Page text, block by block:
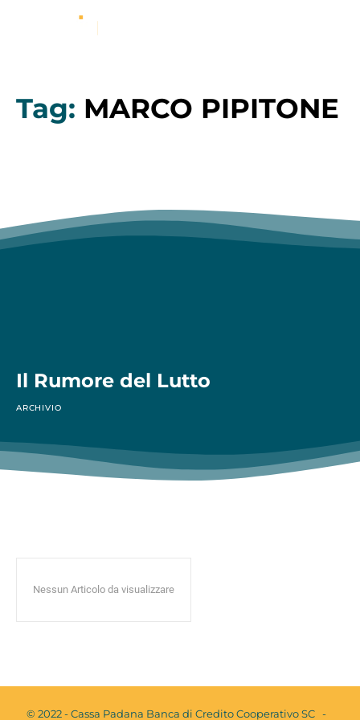
Tag: MARCO PIPITONE
Il Rumore del Lutto
ARCHIVIO
Nessun Articolo da visualizzare
© 2022 - Cassa Padana Banca di Credito Cooperativo SC -